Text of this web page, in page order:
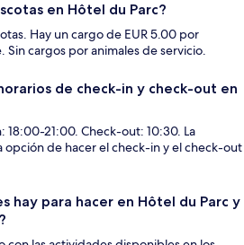
en Hôtel du Parc?
Hay un cargo de EUR 5.00 por
Sin cargos por animales de servicio.
de check-in y check-out en
18:00-21:00. Check-out: 10:30. La
de hacer el check-in y el check-out
hay para hacer en Hôtel du Parc y